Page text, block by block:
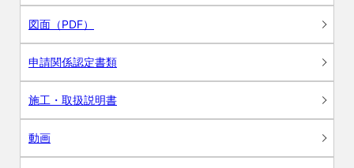
図面（PDF）
申請関係認定書類
施工・取扱説明書
動画